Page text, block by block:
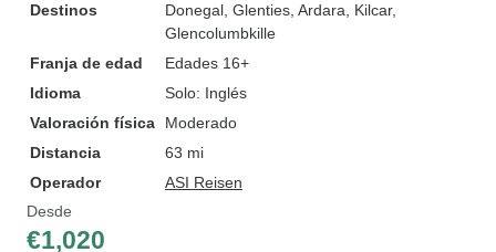
Destinos
Donegal , Glenties , Ardara , Kilcar,
Glencolumbkille
Franja de edad
Edades 16+
Idioma
Solo: Inglés
Valoración física
Moderado
Distancia
63 mi
Operador
ASI Reisen
Desde
€1,020